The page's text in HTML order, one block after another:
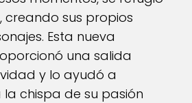
creando sus propios
Esta nueva
una salida
y lo ayudó a
chispa de su pasión